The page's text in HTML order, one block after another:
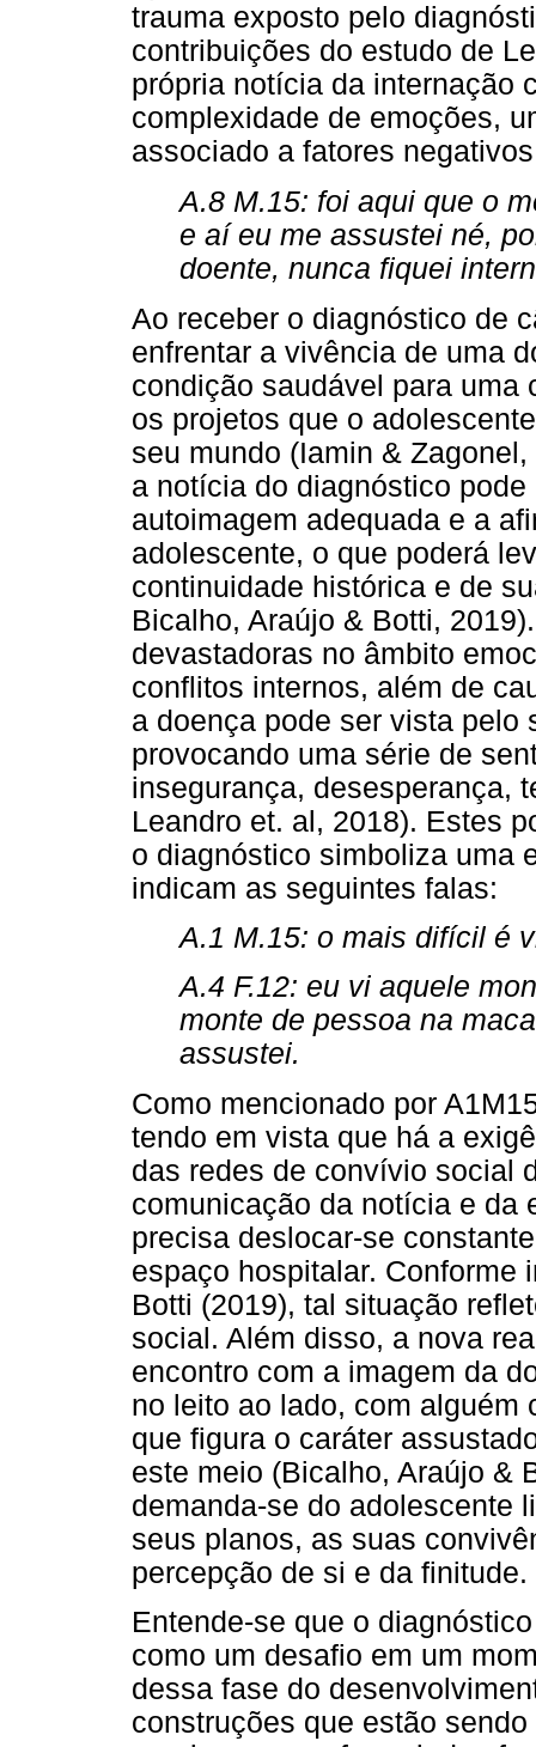
trauma exposto pelo
contribuições do estudo de
própria notícia da internação
complexidade de emoções,
associado a fatores
A.8 M.15: foi aqui que o
e aí eu me assustei né,
doente, nunca fiquei
Ao receber o diagnóstico de
enfrentar a vivência de uma
condição saudável para uma
os projetos que o
seu mundo (Iamin &
a notícia do diagnóstico
autoimagem adequada e a
adolescente, o que poderá
continuidade histórica e de
Bicalho, Araújo & Botti,
devastadoras no âmbito
conflitos internos, além de
a doença pode ser vista pelo
provocando uma série de
insegurança, desesperança,
Leandro et. al, 2018). Estes
o diagnóstico simboliza uma
indicam as seguintes falas:
A.1 M.15: o mais difícil é
A.4 F.12: eu vi aquele
monte de pessoa na
assustei.
Como mencionado por
tendo em vista que há a
das redes de convívio social
comunicação da notícia e da
precisa deslocar-se
espaço hospitalar. Conforme
Botti (2019), tal situação
social. Além disso, a nova
encontro com a imagem da
no leito ao lado, com alguém
que figura o caráter
este meio (Bicalho, Araújo &
demanda-se do adolescente
seus planos, as suas
percepção de si e da finitude.
Entende-se que o
como um desafio em um
dessa fase do
construções que estão